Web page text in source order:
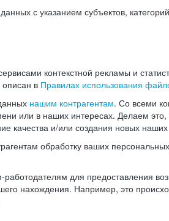
с указанием субъектов,
контекстной рекламы и
в Правилах использования
нашим контрагентам. Со всеми
или в наших интересах. Делаем
качества и/или создания новых наших
обработку ваших
для предоставления
нахождения. Например, это